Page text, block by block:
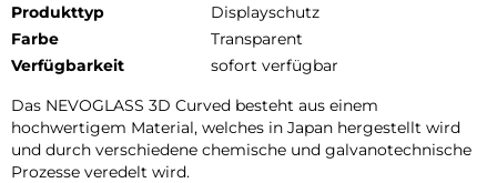
Produkttyp
Displayschutz
Farbe
Transparent
Verfügbarkeit
sofort verfügbar
Das NEVOGLASS 3D Curved besteht aus einem
hochwertigem Material, welches in Japan hergestellt wird
und durch verschiedene chemische und galvanotechnische
Prozesse veredelt wird.